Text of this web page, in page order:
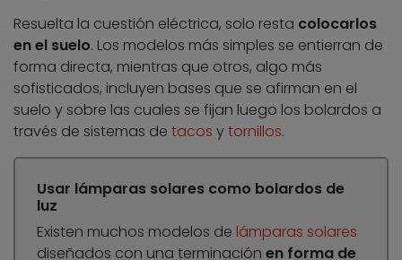
Resuelta la cuestión eléctrica, solo resta colocarlos
en el suelo. Los modelos más simples se entierran de
forma directa, mientras que otros, algo más
sofisticados, incluyen bases que se afirman en el
suelo y sobre las cuales se fijan luego los bolardos a
través de sistemas de tacos ytornillos.
Usar lámparas solares como bolardos de
luz
Existen muchos modelos de lámparas solares
diseñados con una terminación en forma de